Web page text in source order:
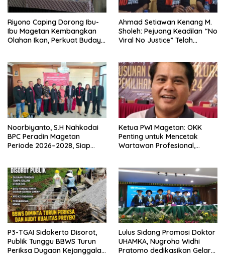
Riyono Caping Dorong Ibu-
Ibu Magetan Kembangkan
Olahan Ikan, Perkuat Budaya
Ahmad Setiawan Kenang M.
Sholeh: Pejuang Keadilan “No
Viral No Justice” Telah
Noorbiyanto, S.H Nahkodai
BPC Peradin Magetan
Periode 2026–2028, Siap
Ketua PWI Magetan: OKK
Penting untuk Mencetak
Wartawan Profesional,
P3-TGAI Sidokerto Disorot,
Publik Tunggu BBWS Turun
Periksa Dugaan Kejanggalan
Lulus Sidang Promosi Doktor
UHAMKA, Nugroho Widhi
Pratomo dedikasikan Gelar